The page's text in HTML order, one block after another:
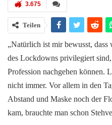
3.675
Teilen
„Natürlich ist mir bewusst,
des Lockdowns privilegiert
Profession nachgehen können.
nicht immer. Vor allem in den
Abstand und Maske noch der
kam, brauchte man schon